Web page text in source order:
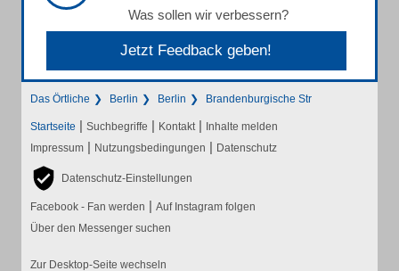
Was sollen wir verbessern?
Jetzt Feedback geben!
Das Örtliche Berlin Berlin Brandenburgische Str
Startseite | Suchbegriffe | Kontakt | Inhalte melden
Impressum | Nutzungsbedingungen | Datenschutz
Datenschutz-Einstellungen
Facebook - Fan werden | Auf Instagram folgen
Über den Messenger suchen
Zur Desktop-Seite wechseln